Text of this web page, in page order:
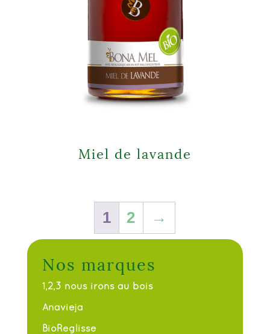
Miel de lavande
1 2 →
Nos marques
1,2,3 nous irons au bois
Anavieja
BioReglisse